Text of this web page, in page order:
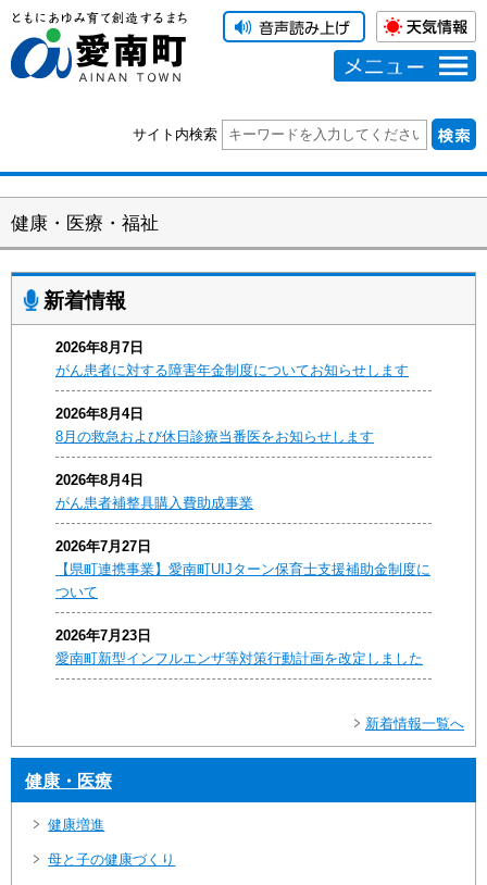
メニュー
サイト内検索
健康・医療・福祉
新着情報
2026年8月7日
がん患者に対する障害年金制度についてお知らせします
2026年8月4日
8月の救急および休日診療当番医をお知らせします
2026年8月4日
がん患者補整具購入費助成事業
2026年7月27日
【県町連携事業】愛南町UIJターン保育士支援補助金制度に
ついて
2026年7月23日
愛南町新型インフルエンザ等対策行動計画を改定しました
新着情報一覧へ
健康・医療
健康増進
母と子の健康づくり